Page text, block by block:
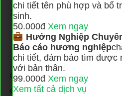
Xem thêm:
Ý nghĩa 64 quẻ trong
Tổng hợp các cách
Qua bài viết:Ý Nghĩa Quẻ
còn thắc mắc hoặc cần tư
chi tiết tên phù hợp và bổ
sinh.
50.000đ Xem ngay
Hướng Nghiệp
Báo cáo hương nghiệp
chi tiết, đảm bảo tìm được
với bản thân.
99.000đ Xem ngay
Xem tất cả dịch vụ